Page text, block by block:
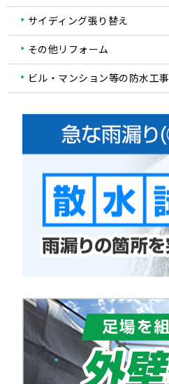
サイディング張り替え
その他リフォーム
ビル・マンション等の防水工事